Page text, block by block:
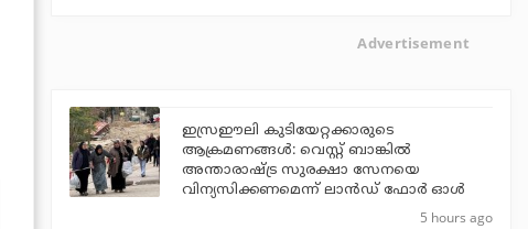
Advertisement
ഇസ്രഈലി കുടിയേറ്റക്കാരുടെ
ആക്രമണങ്ങള്‍: വെസ്റ്റ് ബാങ്കില്‍
അന്താരാഷ്ട്ര സുരക്ഷാ സേനയെ
വിന്യസിക്കണമെന്ന് ലാന്‍ഡ് ഫോര്‍ ഓള്‍
5 hours ago